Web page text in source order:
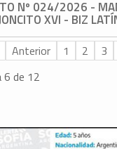
Nº 024/2026 -
XVI - BIZ
Anterior 1 2 3
6 de 12